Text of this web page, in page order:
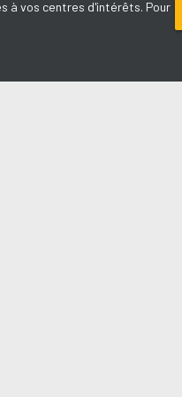
à vos centres d'intérêts. Pour